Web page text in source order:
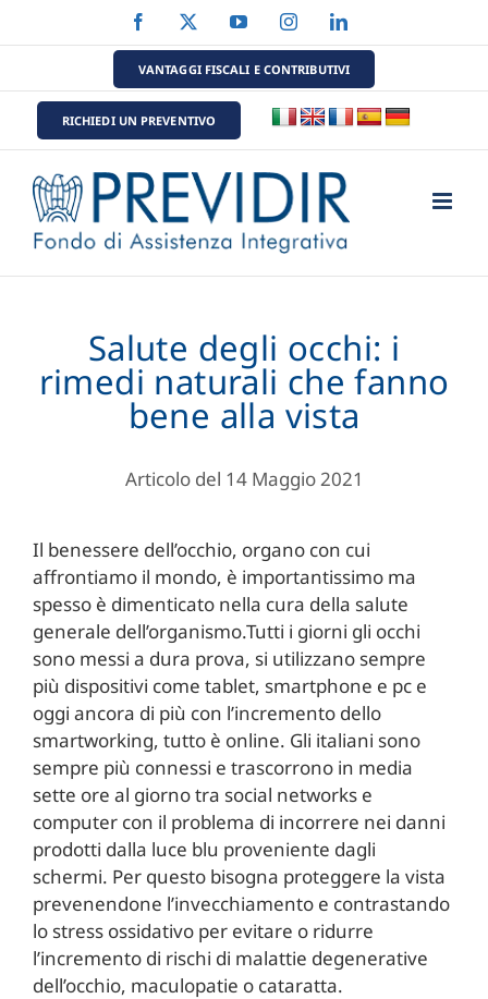
al
Facebook YouTubeInstagramLinkedIn
VANTAGGI FISCALI E CONTRIBUTIVI
RICHIEDI UN PREVENTIVO
Salute degli occhi: i
rimedi naturali che fanno
bene alla vista
Articolo del 14 Maggio 2021
Il benessere dell’occhio, organo con cui
affrontiamo il mondo, è importantissimo ma
spesso è dimenticato nella cura della salute
generale dell’organismo.Tutti i giorni gli occhi
sono messi a dura prova, si utilizzano sempre
più dispositivi come tablet, smartphone e pc e
oggi ancora di più con l’incremento dello
smartworking, tutto è online. Gli italiani sono
sempre più connessi e trascorrono in media
sette ore al giorno tra social networks e
computer con il problema di incorrere nei danni
prodotti dalla luce blu proveniente dagli
schermi. Per questo bisogna proteggere la vista
prevenendone l’invecchiamento e contrastando
lo stress ossidativo per evitare o ridurre
l’incremento di rischi di malattie degenerative
dell’occhio, maculopatie o cataratta.